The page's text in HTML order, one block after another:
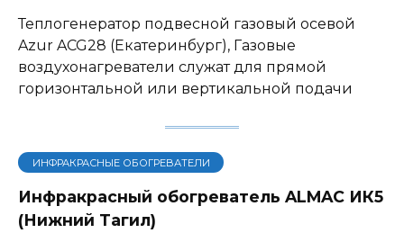
Теплогенератор подвесной газовый осевой
Azur ACG28 (Екатеринбург), Газовые
воздухонагреватели служат для прямой
горизонтальной или вертикальной подачи
ИНФРАКРАСНЫЕ ОБОГРЕВАТЕЛИ
Инфракрасный обогреватель ALMAC ИК5
(Нижний Тагил)